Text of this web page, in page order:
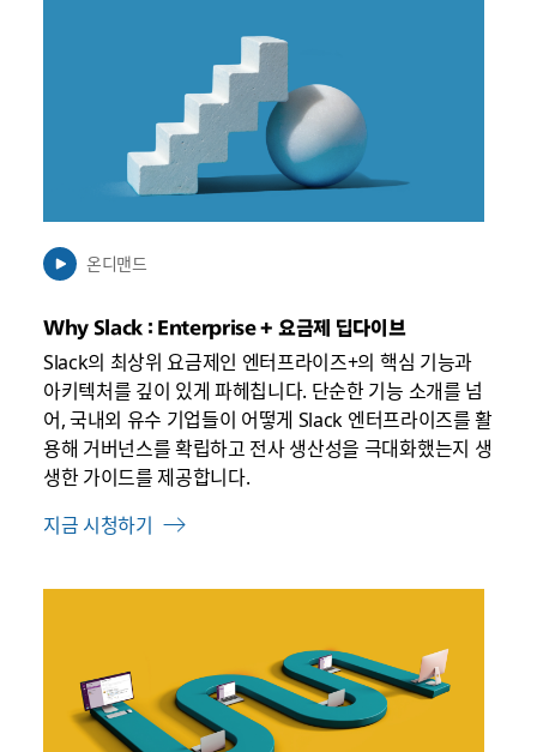
릴
수
있
온디맨드
Why Slack : Enterprise + 요금제 딥다이브
Slack의 최상위 요금제인 엔터프라이즈+의 핵심 기능과
아키텍처를 깊이 있게 파헤칩니다. 단순한 기능 소개를 넘
어, 국내외 유수 기업들이 어떻게 Slack 엔터프라이즈를 활
용해 거버넌스를 확립하고 전사 생산성을 극대화했는지 생
생한 가이드를 제공합니다.
지금 시청하기